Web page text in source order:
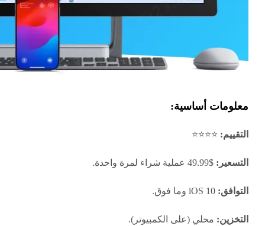
معلومات أساسية:
التقييم: ⭐⭐⭐⭐
التسعير: $49.99 عملية شراء لمرة واحدة.
التوافق:
التخزين: محلي (على الكمبيوتر).